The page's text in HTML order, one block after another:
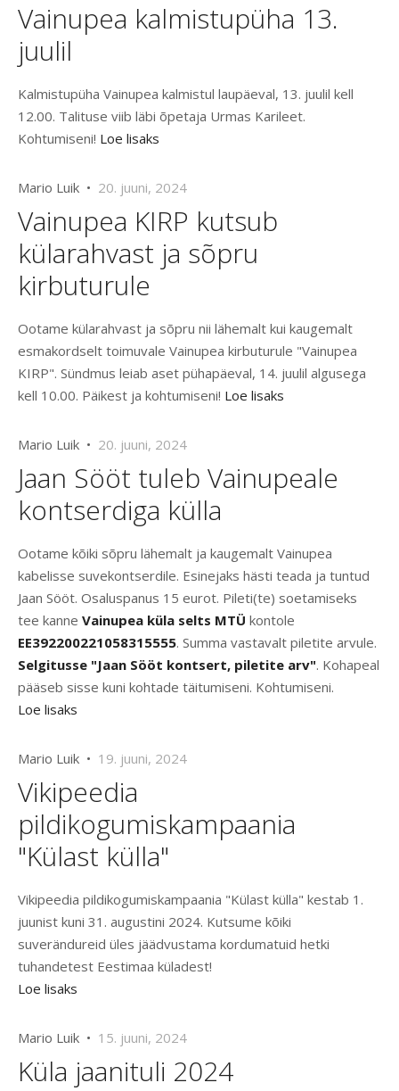
Vainupea kalmistupüha 13.
juulil
Kalmistupüha Vainupea kalmistul laupäeval, 13. juulil kell
12.00. Talituse viib läbi õpetaja Urmas Karileet.
Kohtumiseni! Loe lisaks
Mario Luik • 20. juuni, 2024
Vainupea KIRP kutsub
külarahvast ja sõpru
kirbuturule
Ootame külarahvast ja sõpru nii lähemalt kui kaugemalt
esmakordselt toimuvale Vainupea kirbuturule "Vainupea
KIRP". Sündmus leiab aset pühapäeval, 14. juulil algusega
kell 10.00. Päikest ja kohtumiseni! Loe lisaks
Mario Luik • 20. juuni, 2024
Jaan Sööt tuleb Vainupeale
kontserdiga külla
Ootame kõiki sõpru lähemalt ja kaugemalt Vainupea
kabelisse suvekontserdile. Esinejaks hästi teada ja tuntud
Jaan Sööt. Osaluspanus 15 eurot. Pileti(te) soetamiseks
tee kanne Vainupea küla selts MTÜ kontole
EE392200221058315555. Summa vastavalt piletite arvule.
Selgitusse "Jaan Sööt kontsert, piletite arv". Kohapeal
pääseb sisse kuni kohtade täitumiseni. Kohtumiseni.
Loe lisaks
Mario Luik • 19. juuni, 2024
Vikipeedia
pildikogumiskampaania
"Külast külla"
Vikipeedia pildikogumiskampaania "Külast külla" kestab 1.
juunist kuni 31. augustini 2024. Kutsume kõiki
suverändureid üles jäädvustama kordumatuid hetki
tuhandetest Eestimaa küladest!
Loe lisaks
Mario Luik • 15. juuni, 2024
Küla jaanituli 2024